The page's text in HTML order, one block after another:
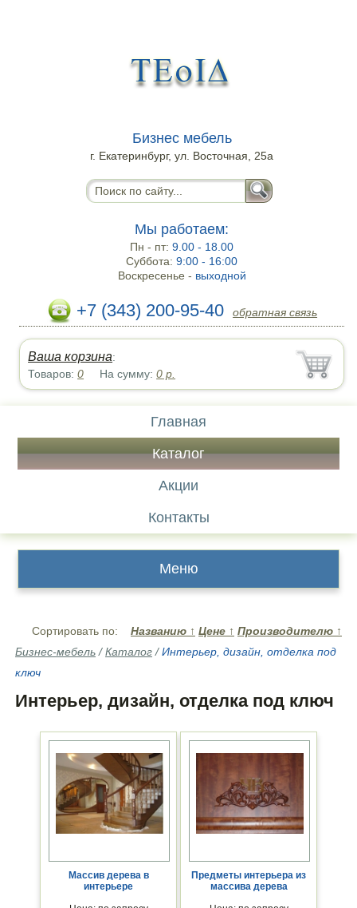
Бизнес мебель
г. Екатеринбург, ул. Восточная, 25а
Мы работаем:
Пн - пт:9.00 - 18.00
Суббота:9:00 - 16:00
Воскресенье - выходной
+7 (343) 200-95-40 обратная связь
Ваша корзина:
Товаров:0 На сумму:0 р.
Главная
Каталог
Акции
Контакты
Меню
Сортировать по: Названию ↑ Цене ↑ Производителю ↑
Бизнес-мебель /Каталог /Интерьер, дизайн, отделка под
ключ
Интерьер, дизайн, отделка под ключ
Массив дерева в
интерьере
Предметы интерьера из
массива дерева